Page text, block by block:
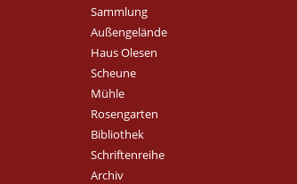
Sammlung
Außengelände
Haus Olesen
Scheune
Mühle
Rosengarten
Bibliothek
Schriftenreihe
Archiv